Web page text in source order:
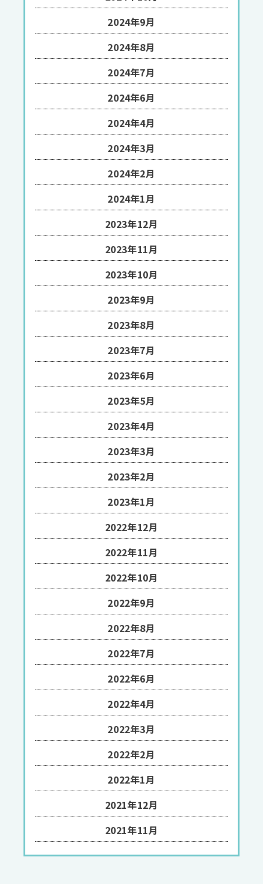
2024年9月
2024年8月
2024年7月
2024年6月
2024年4月
2024年3月
2024年2月
2024年1月
2023年12月
2023年11月
2023年10月
2023年9月
2023年8月
2023年7月
2023年6月
2023年5月
2023年4月
2023年3月
2023年2月
2023年1月
2022年12月
2022年11月
2022年10月
2022年9月
2022年8月
2022年7月
2022年6月
2022年4月
2022年3月
2022年2月
2022年1月
2021年12月
2021年11月